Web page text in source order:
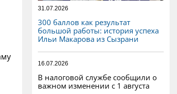
31.07.2026
300 баллов как результат
большой работы: история успеха
Ильи Макарова из Сызрани
16.07.2026
В налоговой службе сообщили о
важном изменении с 1 августа